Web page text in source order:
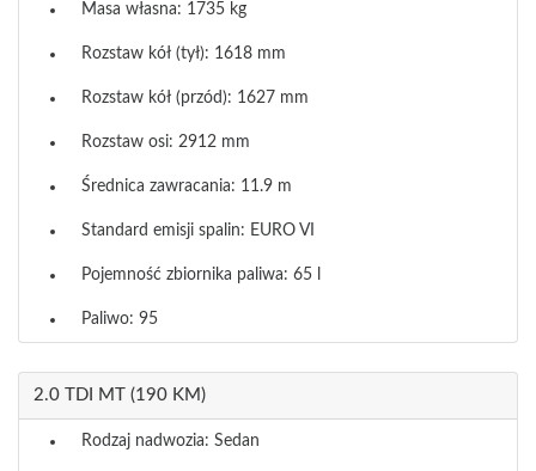
Masa własna: 1735 kg
Rozstaw kół (tył): 1618 mm
Rozstaw kół (przód): 1627 mm
Rozstaw osi: 2912 mm
Średnica zawracania: 11.9 m
Standard emisji spalin: EURO VI
Pojemność zbiornika paliwa: 65 l
Paliwo: 95
2.0 TDI MT (190 KM)
Rodzaj nadwozia: Sedan